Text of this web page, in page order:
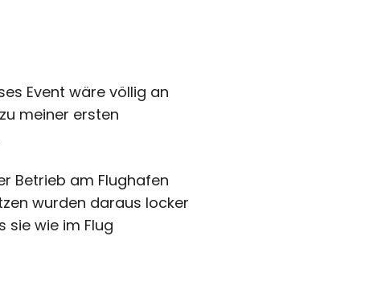
Event wäre völlig an
meiner ersten
Betrieb am Flughafen
wurden daraus locker
sie wie im Flug